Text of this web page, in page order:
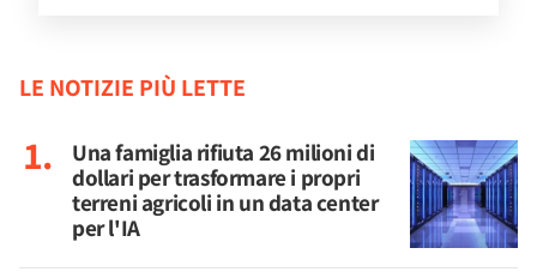
LE NOTIZIE PIÙ LETTE
Una famiglia rifiuta 26 milioni di
dollari per trasformare i propri
terreni agricoli in un data center
per l'IA